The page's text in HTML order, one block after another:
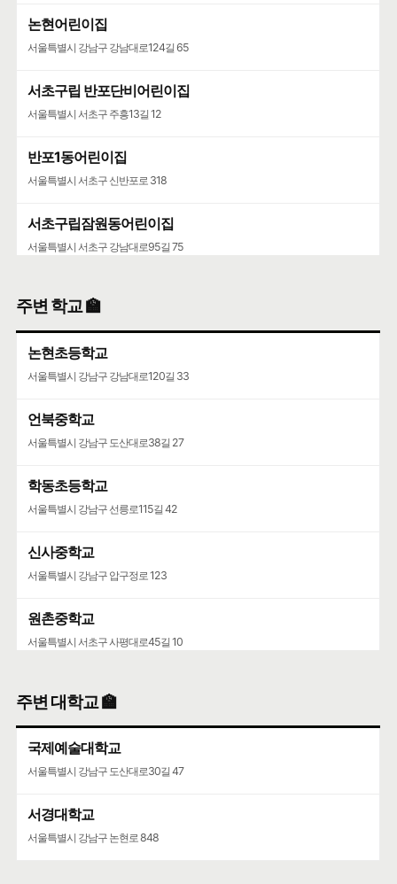
논현어린이집
서울특별시 강남구 강남대로124길 65
서초구립 반포단비어린이집
서울특별시 서초구 주흥13길 12
반포1동어린이집
서울특별시 서초구 신반포로 318
서초구립잠원동어린이집
서울특별시 서초구 강남대로95길 75
주변 학교 🏫
논현초등학교
서울특별시 강남구 강남대로120길 33
언북중학교
서울특별시 강남구 도산대로38길 27
학동초등학교
서울특별시 강남구 선릉로115길 42
신사중학교
서울특별시 강남구 압구정로 123
원촌중학교
서울특별시 서초구 사평대로45길 10
서울특별시 서초구 고무래로 63
주변 대학교 🏫
국제예술대학교
서울특별시 강남구 도산대로30길 47
서경대학교
서울특별시 강남구 논현로 848